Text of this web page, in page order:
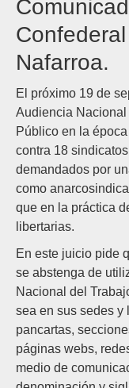
Nafarroa.
El próximo 19 de
Audiencia Nacional
Público en la
contra 18
demandados por
como
que en la práctica
libertarias.
En este juicio pide
se abstenga de
Nacional del
sea en sus sedes y
pancartas,
páginas webs,
medio de